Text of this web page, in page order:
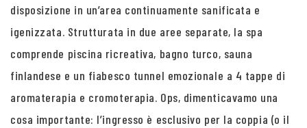
disposizione in un’area continuamente sanificata e
igenizzata. Strutturata in due aree separate, la spa
comprende piscina ricreativa, bagno turco, sauna
finlandese e un fiabesco tunnel emozionale a 4 tappe di
aromaterapia e cromoterapia. Ops, dimenticavamo una
cosa importante: l’ingresso è esclusivo per la coppia (o il